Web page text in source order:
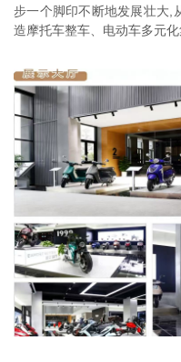
步一个脚印不断地发展壮大,
造摩托车整车、电动车多元化